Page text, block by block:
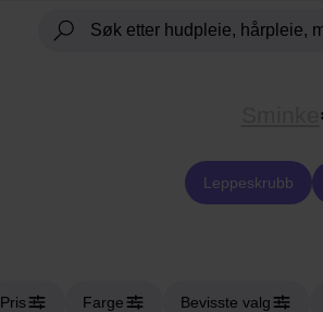
Leppeskrubb
Pris Farge Bevisste valg